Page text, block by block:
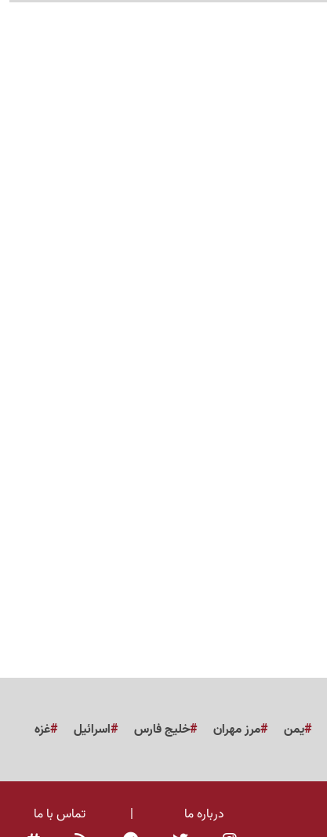
یمن مرز مهران خلیج فارس اسرائیل
غزه
درباره ما | تماس با ما